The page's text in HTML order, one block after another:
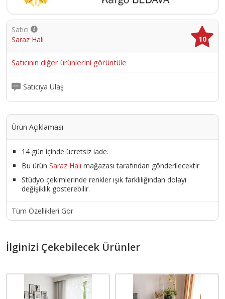
Satıcı
Saraz Halı
10
Satıcının diğer ürünlerini görüntüle
Satıcıya Ulaş
Ürün Açıklaması
14 gün içinde ücretsiz iade.
Bu ürün Saraz Halı mağazası tarafından gönderilecektir
Stüdyo çekimlerinde renkler ışık farklılığından dolayı
değişiklik gösterebilir.
Tüm Özellikleri Gör
İlginizi Çekebilecek Ürünler